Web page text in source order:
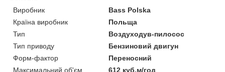
Виробник
Bass Polska
Країна виробник
Польща
Тип
Воздуходув-пилосос
Тип приводу
Бензиновий двигун
Форм-фактор
Переносний
Максимальний об'єм
612 куб.м/год